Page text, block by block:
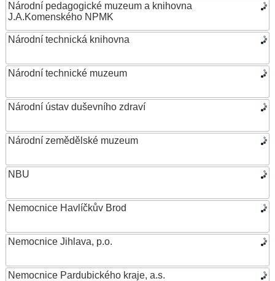
Národní pedagogické muzeum a knihovna
J.A.Komenského NPMK
Národní technická knihovna
Národní technické muzeum
Národní ústav duševního zdraví
Národní zemědělské muzeum
NBU
Nemocnice Havlíčkův Brod
Nemocnice Jihlava, p.o.
Nemocnice Pardubického kraje, a.s.